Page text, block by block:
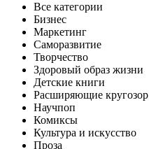
Все категории
Бизнес
Маркетинг
Саморазвитие
Творчество
Здоровый образ жизни
Детские книги
Расширяющие кругозор
Научпоп
Комиксы
Культура и искусство
Проза